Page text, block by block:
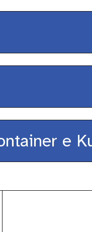
experience
Day
e